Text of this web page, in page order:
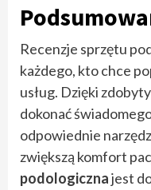
Recenzje sprzętu
każdego, kto chce
usług. Dzięki
dokonać
odpowiednie
zwiększą komfort
podologicznajest